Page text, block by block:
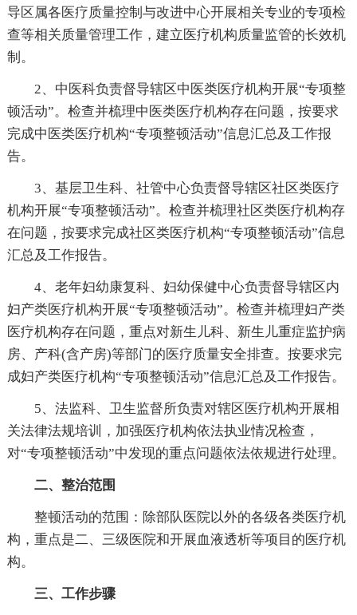
导区属各医疗质量控制与改进中心开展相关专业的专项检
查等相关质量管理工作，建立医疗机构质量监管的长效机
制。
2、中医科负责督导辖区中医类医疗机构开展“专项整
顿活动”。检查并梳理中医类医疗机构存在问题，按要求
完成中医类医疗机构“专项整顿活动”信息汇总及工作报
告。
3、基层卫生科、社管中心负责督导辖区社区类医疗
机构开展“专项整顿活动”。检查并梳理社区类医疗机构存
在问题，按要求完成社区类医疗机构“专项整顿活动”信息
汇总及工作报告。
4、老年妇幼康复科、妇幼保健中心负责督导辖区内
妇产类医疗机构开展“专项整顿活动”。检查并梳理妇产类
医疗机构存在问题，重点对新生儿科、新生儿重症监护病
房、产科(含产房)等部门的医疗质量安全排查。按要求完
成妇产类医疗机构“专项整顿活动”信息汇总及工作报告。
5、法监科、卫生监督所负责对辖区医疗机构开展相
关法律法规培训，加强医疗机构依法执业情况检查，
对“专项整顿活动”中发现的重点问题依法依规进行处理。
二、整治范围
整顿活动的范围：除部队医院以外的各级各类医疗机
构，重点是二、三级医院和开展血液透析等项目的医疗机
构。
三、工作步骤